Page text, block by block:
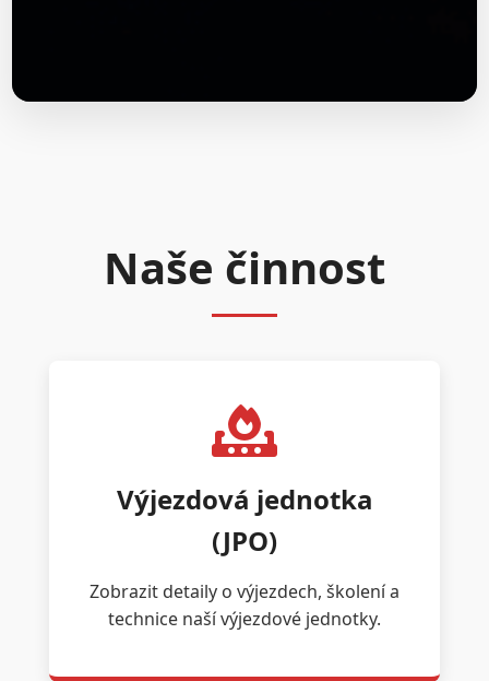
Naše činnost
Výjezdová jednotka
(JPO)
Zobrazit detaily o výjezdech, školení a
technice naší výjezdové jednotky.